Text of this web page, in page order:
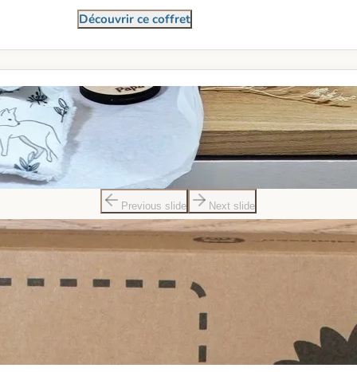
Découvrir ce coffret
Previous slide Next slide